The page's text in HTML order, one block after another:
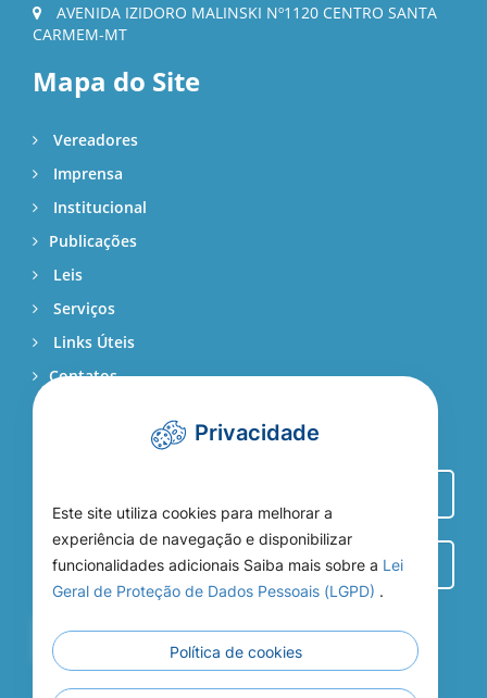
AVENIDA IZIDORO MALINSKI Nº1120 CENTRO SANTA
CARMEM-MT
Mapa do Site
Vereadores
Imprensa
Institucional
Publicações
Leis
Serviços
Links Úteis
Contatos
Webmail
Entrar
Privacidade
Este site utiliza cookies para melhorar a
experiência de navegação e disponibilizar
funcionalidades adicionais Saiba mais sobre a Lei
Geral de Proteção de Dados Pessoais (LGPD) .
Política de cookies